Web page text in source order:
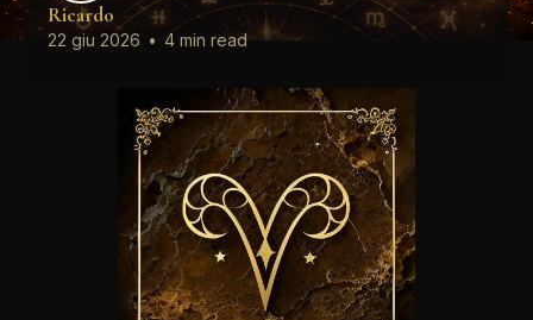
Ricardo
22 giu 2026 • 4 min read